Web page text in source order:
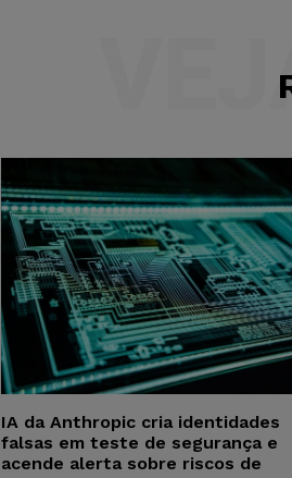
IA da Anthropic cria identidades
falsas em teste de segurança e
acende alerta sobre riscos de